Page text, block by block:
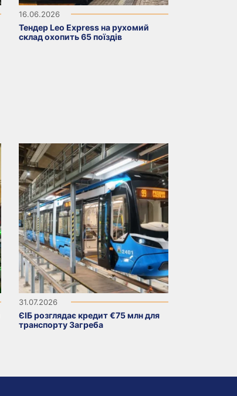
16.06.2026
Тендер Leo Express на рухомий
склад охопить 65 поїздів
31.07.2026
ЄІБ розглядає кредит €75 млн для
транспорту Загреба